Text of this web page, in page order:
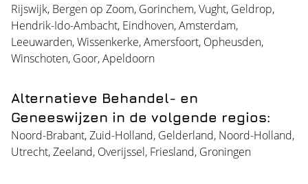
Rijswijk, Bergen op Zoom, Gorinchem,Vught, Geldrop,
Hendrik-Ido-Ambacht, Eindhoven,Amsterdam,
Leeuwarden,Wissenkerke,Amersfoort, Opheusden,
Winschoten, Goor,Apeldoorn
Alternatieve Behandel- en
Geneeswijzen in de volgende regios:
Noord-Brabant,Zuid-Holland, Gelderland, Noord-Holland,
Utrecht,Zeeland, Overijssel, Friesland, Groningen